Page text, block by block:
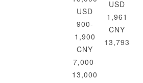
USD
900-
1,900
CNY
7,000-
13,000
USD
1,961
CNY
13,793